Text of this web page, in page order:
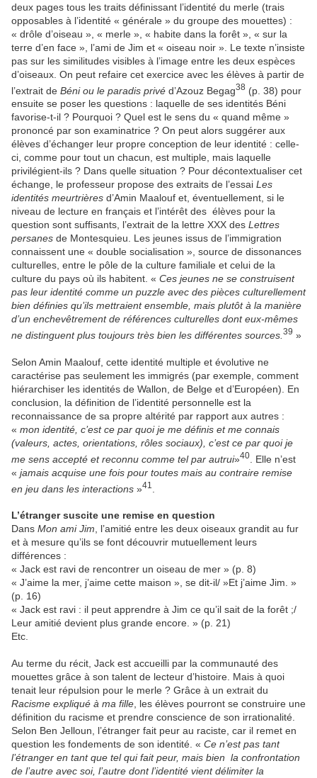
deux pages tous les traits définissant l’identité du merle (trais
opposables à l’identité « générale » du groupe des mouettes) :
« drôle d’oiseau », « merle », « habite dans la forêt », « sur la
terre d’en face », l’ami de Jim et « oiseau noir ». Le texte n’insiste
pas sur les similitudes visibles à l’image entre les deux espèces
d’oiseaux. On peut refaire cet exercice avec les élèves à partir de
l’extrait de Béni ou le paradis privé d’Azouz Begag38 (p. 38) pour
ensuite se poser les questions : laquelle de ses identités Béni
favorise-t-il ? Pourquoi ? Quel est le sens du « quand même »
prononcé par son examinatrice ? On peut alors suggérer aux
élèves d’échanger leur propre conception de leur identité : celle-
ci, comme pour tout un chacun, est multiple, mais laquelle
privilégient-ils ? Dans quelle situation ? Pour décontextualiser cet
échange, le professeur propose des extraits de l’essai Les
identités meurtrières d’Amin Maalouf et, éventuellement, si le
niveau de lecture en français et l’intérêt des élèves pour la
question sont suffisants, l’extrait de la lettre XXX des Lettres
persanes de Montesquieu. Les jeunes issus de l’immigration
connaissent une « double socialisation », source de dissonances
culturelles, entre le pôle de la culture familiale et celui de la
culture du pays où ils habitent. « Ces jeunes ne se construisent
pas leur identité comme un puzzle avec des pièces culturellement
bien définies qu’ils mettraient ensemble, mais plutôt à la manière
d’un enchevêtrement de références culturelles dont eux-mêmes
ne distinguent plus toujours très bien les différentes sources. 39 »
Selon Amin Maalouf, cette identité multiple et évolutive ne
caractérise pas seulement les immigrés (par exemple, comment
hiérarchiser les identités de Wallon, de Belge et d’Européen). En
conclusion, la définition de l’identité personnelle est la
reconnaissance de sa propre altérité par rapport aux autres :
« mon identité, c’est ce par quoi je me définis et me connais
(valeurs, actes, orientations, rôles sociaux), c’est ce par quoi je
me sens accepté et reconnu comme tel par autrui»40
. Elle n’est
« jamais acquise une fois pour toutes mais au contraire remise
en jeu dans les interactions »41
L’étranger suscite une remise en question
Dans Mon ami Jim, l’amitié entre les deux oiseaux grandit au fur
et à mesure qu’ils se font découvrir mutuellement leurs
différences :
« Jack est ravi de rencontrer un oiseau de mer » (p. 8)
« J’aime la mer, j’aime cette maison », se dit-il/ »Et j’aime Jim. »
(p. 16)
« Jack est ravi : il peut apprendre à Jim ce qu’il sait de la forêt ;/
Leur amitié devient plus grande encore. » (p. 21)
Etc.
Au terme du récit, Jack est accueilli par la communauté des
mouettes grâce à son talent de lecteur d’histoire. Mais à quoi
tenait leur répulsion pour le merle ? Grâce à un extrait du
Racisme expliqué à ma fille, les élèves pourront se construire une
définition du racisme et prendre conscience de son irrationalité.
Selon Ben Jelloun, l’étranger fait peur au raciste, car il remet en
question les fondements de son identité. « Ce n’est pas tant
l’étranger en tant que tel qui fait peur, mais bien la confrontation
de l’autre avec soi, l’autre dont l’identité vient délimiter la